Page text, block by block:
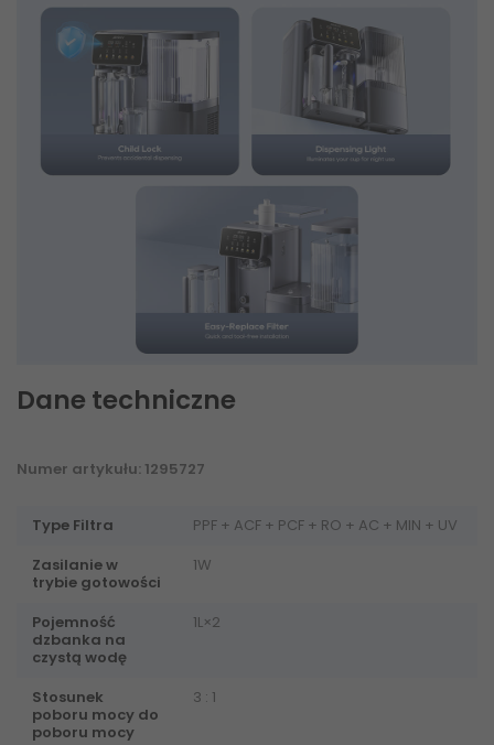
Dane techniczne
Numer artykułu: 1295727
Type Filtra
PPF + ACF + PCF + RO + AC + MIN + UV
Zasilanie w
trybie gotowości
1W
Pojemność
dzbanka na
czystą wodę
1L×2
Stosunek
poboru mocy do
poboru mocy
3 : 1